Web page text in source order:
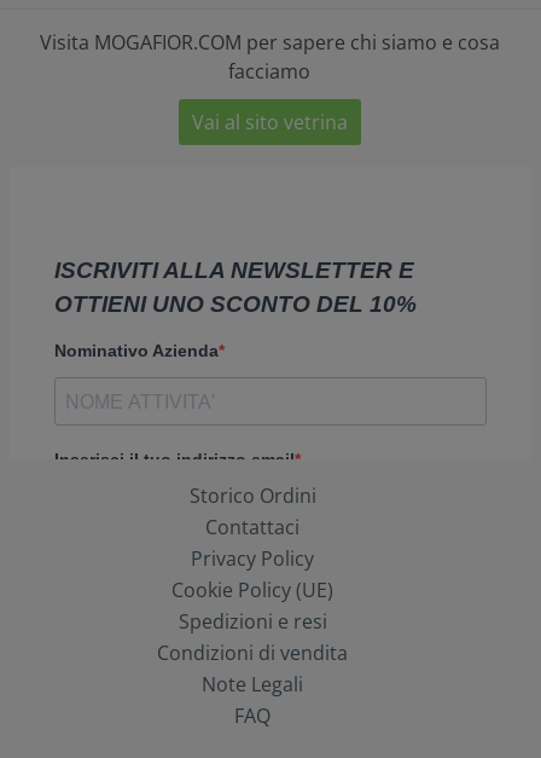
Visita MOGAFIOR.COM per sapere chi siamo e cosa
facciamo
Vai al sito vetrina
Storico Ordini
Contattaci
Privacy Policy
Cookie Policy (UE)
Spedizioni e resi
Condizioni di vendita
Note Legali
FAQ